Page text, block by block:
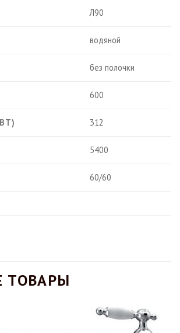
Л90
водяной
без полочки
600
312
5400
60/60
ТОВАРЫ